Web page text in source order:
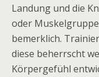
Landung und die
oder
bemerklich.
diese beherrscht
Körpergefühl